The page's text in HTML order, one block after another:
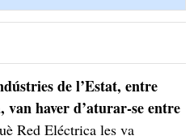
de l’Estat, entre
van haver d’aturar-se entre
Red Eléctrica les va